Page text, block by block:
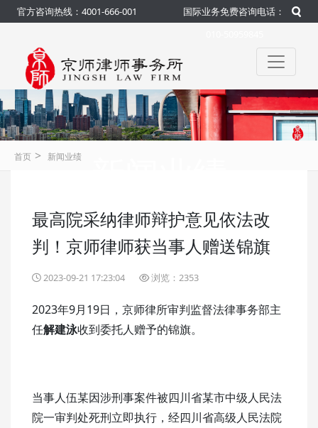
官方咨询热线：4001-666-001
国际业务免费咨询电话：
官方 咨询热线：4001-666-001
首页 > 新闻业绩
最高院采纳律师辩护意见依法改
判！京师律师获当事人赠送锦旗
2023-09-21 17:23:04 浏览：2353
2023年9月19日，京师律所审判监督法律事务部主
任解建泳收到委托人赠予的锦旗。
当事人伍某因涉刑事案件被四川省某市中级人民法
院一审判处死刑立即执行，经四川省高级人民法院